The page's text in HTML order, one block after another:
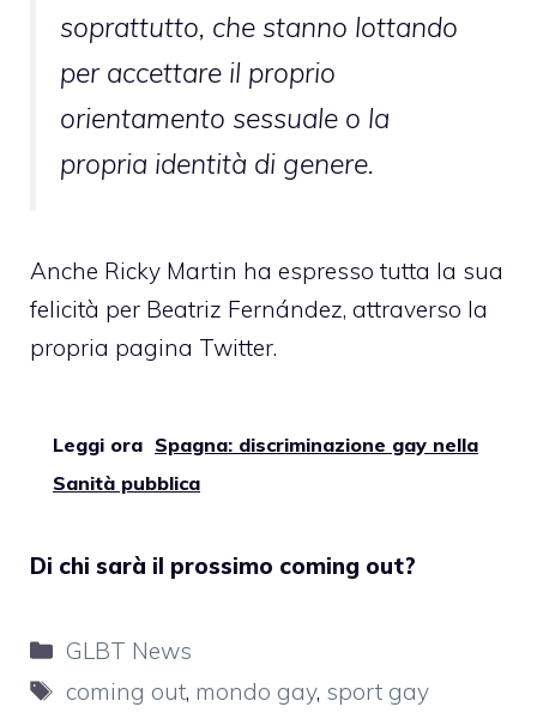
soprattutto, che stanno lottando
per accettare il proprio
orientamento sessuale o la
propria identità di genere.
Anche Ricky Martin ha espresso tutta la sua
felicità per Beatriz Fernández, attraverso la
propria pagina Twitter.
Leggi ora Spagna: discriminazione gay nella
Sanità pubblica
Di chi sarà il prossimo coming out?
Categorie
GLBT News
Tag
coming out, mondo gay, sport gay